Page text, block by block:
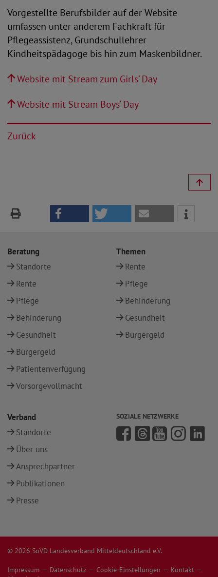
Vorgestellte Berufsbilder auf der Website
umfassen unter anderem Fachkraft für
Pflegeassistenz, Grundschullehrer
Kindheitspädagoge bis hin zum Maskenbildner.
Website mit Stream zum Girls‘ Day
Website mit Stream Boys‘ Day
Zurück
Beratung
Standorte
Rente
Pflege
Behinderung
Gesundheit
Bürgergeld
Patientenverfügung
Vorsorgevollmacht
Themen
Rente
Pflege
Behinderung
Gesundheit
Bürgergeld
Verband
Standorte
Über uns
Ansprechpartner
Publikationen
Presse
SOZIALE NETZWERKE
© 2026 SoVD Landesverband Mitteldeutschland e.V.
Impressum Datenschutz Cookie-Einstellungen
Kontakt